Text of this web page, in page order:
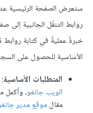
ستعرض الصفحة الرئيسية
روابط التنقّل الجانبية
الأساسية للحصول على
المتطلبات الأساسية:
الويب جانغو، وأكمل
مقالموقع مدير